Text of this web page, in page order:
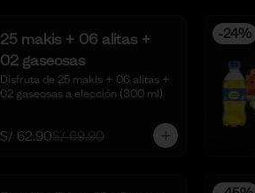
25 makis + 06 alitas +
02 gaseosas
Disfruta de 25 makis + 06 alitas +
02 gaseosas a elección (300 ml)
S/ 62.90S/ 69.90
-24%